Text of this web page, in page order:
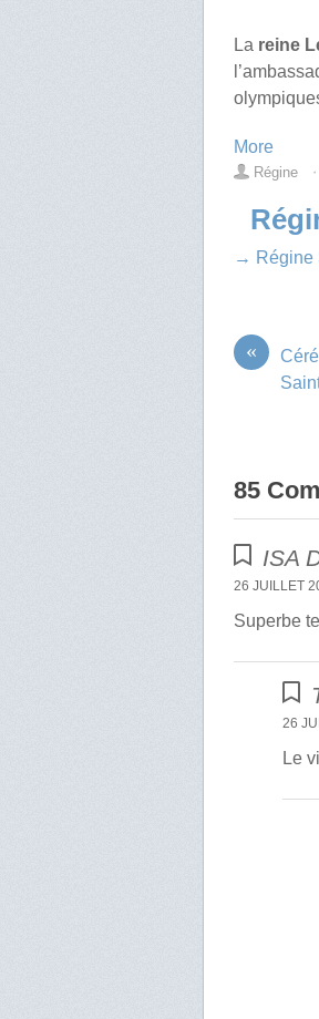
La reine
More
Régine ⋅
→ Régine
«
85
ISA
26 JUILLET
Superbe
26
Le